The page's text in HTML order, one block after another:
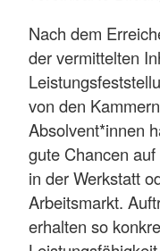
Nach dem
der vermittelten
von den
Absolvent*innen
gute Chancen
in der Werkstatt
Arbeitsmarkt.
erhalten so